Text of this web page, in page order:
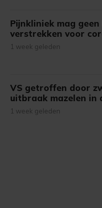
Pijnkliniek mag
verstrekken voor
1 week geleden
VS getroffen door
uitbraak mazelen in
1 week geleden